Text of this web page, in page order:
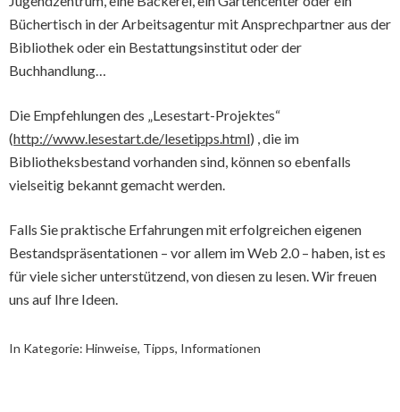
Büchertisch in der Arbeitsagentur mit Ansprechpartner aus der
Bibliothek oder ein Bestattungsinstitut oder der
Buchhandlung…
Die Empfehlungen des „Lesestart-Projektes“
(http://www.lesestart.de/lesetipps.html) , die im
Bibliotheksbestand vorhanden sind, können so ebenfalls
vielseitig bekannt gemacht werden.
Falls Sie praktische Erfahrungen mit erfolgreichen eigenen
Bestandspräsentationen – vor allem im Web 2.0 – haben, ist es
für viele sicher unterstützend, von diesen zu lesen. Wir freuen
uns auf Ihre Ideen.
In Kategorie: Hinweise, Tipps, Informationen